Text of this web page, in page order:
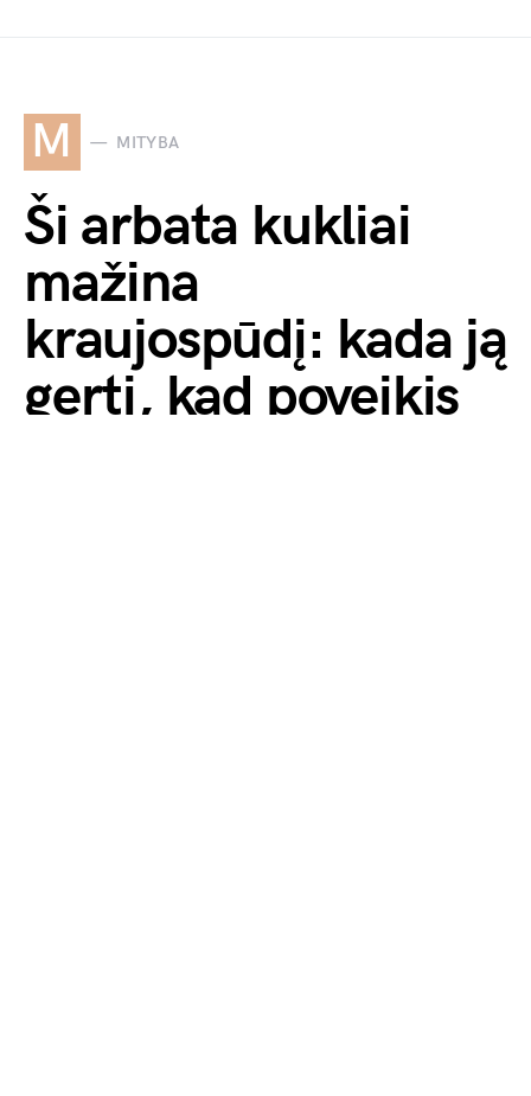
M MITYBA
Ši arbata kukliai
mažina
kraujospūdį: kada ją
gerti, kad poveikis